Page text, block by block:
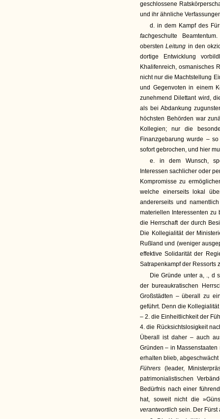
geschlossene
und ihr ähnliche
d. in dem Kampf des
fachgeschulte
oberstenLeitung in den
dortige Entwicklung
Khalifenreich, osmanisches
nicht nur die Machtstellung
und Gegenvoten in einem
zunehmend Dilettant wird,
als bei Abdankung
höchsten Behörden war
Kollegien; nur die
Finanzgebarung wurde –
sofort gebrochen, und hier
e. in dem Wunsch,
Interessen sachlicher oder
Kompromisse zu
welche einerseits lokal
andererseits und
materiellen Interessenten
die Herrschaft der durch
Die Kollegialität der
Rußland und (weniger
effektive Solidarität der
Satrapenkampf der Ressorts
Die Gründe unter a, ., d
der bureaukratischen
Großstädten – überall zu
geführt. Denn die
– 2. die Einheitlichkeit der
4. die Rücksichtslosigkeit
Überall ist daher – auch
Gründen – in
erhalten blieb,
Führers (leader,
patrimonialistischen
Bedürfnis nach einer
hat, soweit nicht die
verantwortlich sein. Der